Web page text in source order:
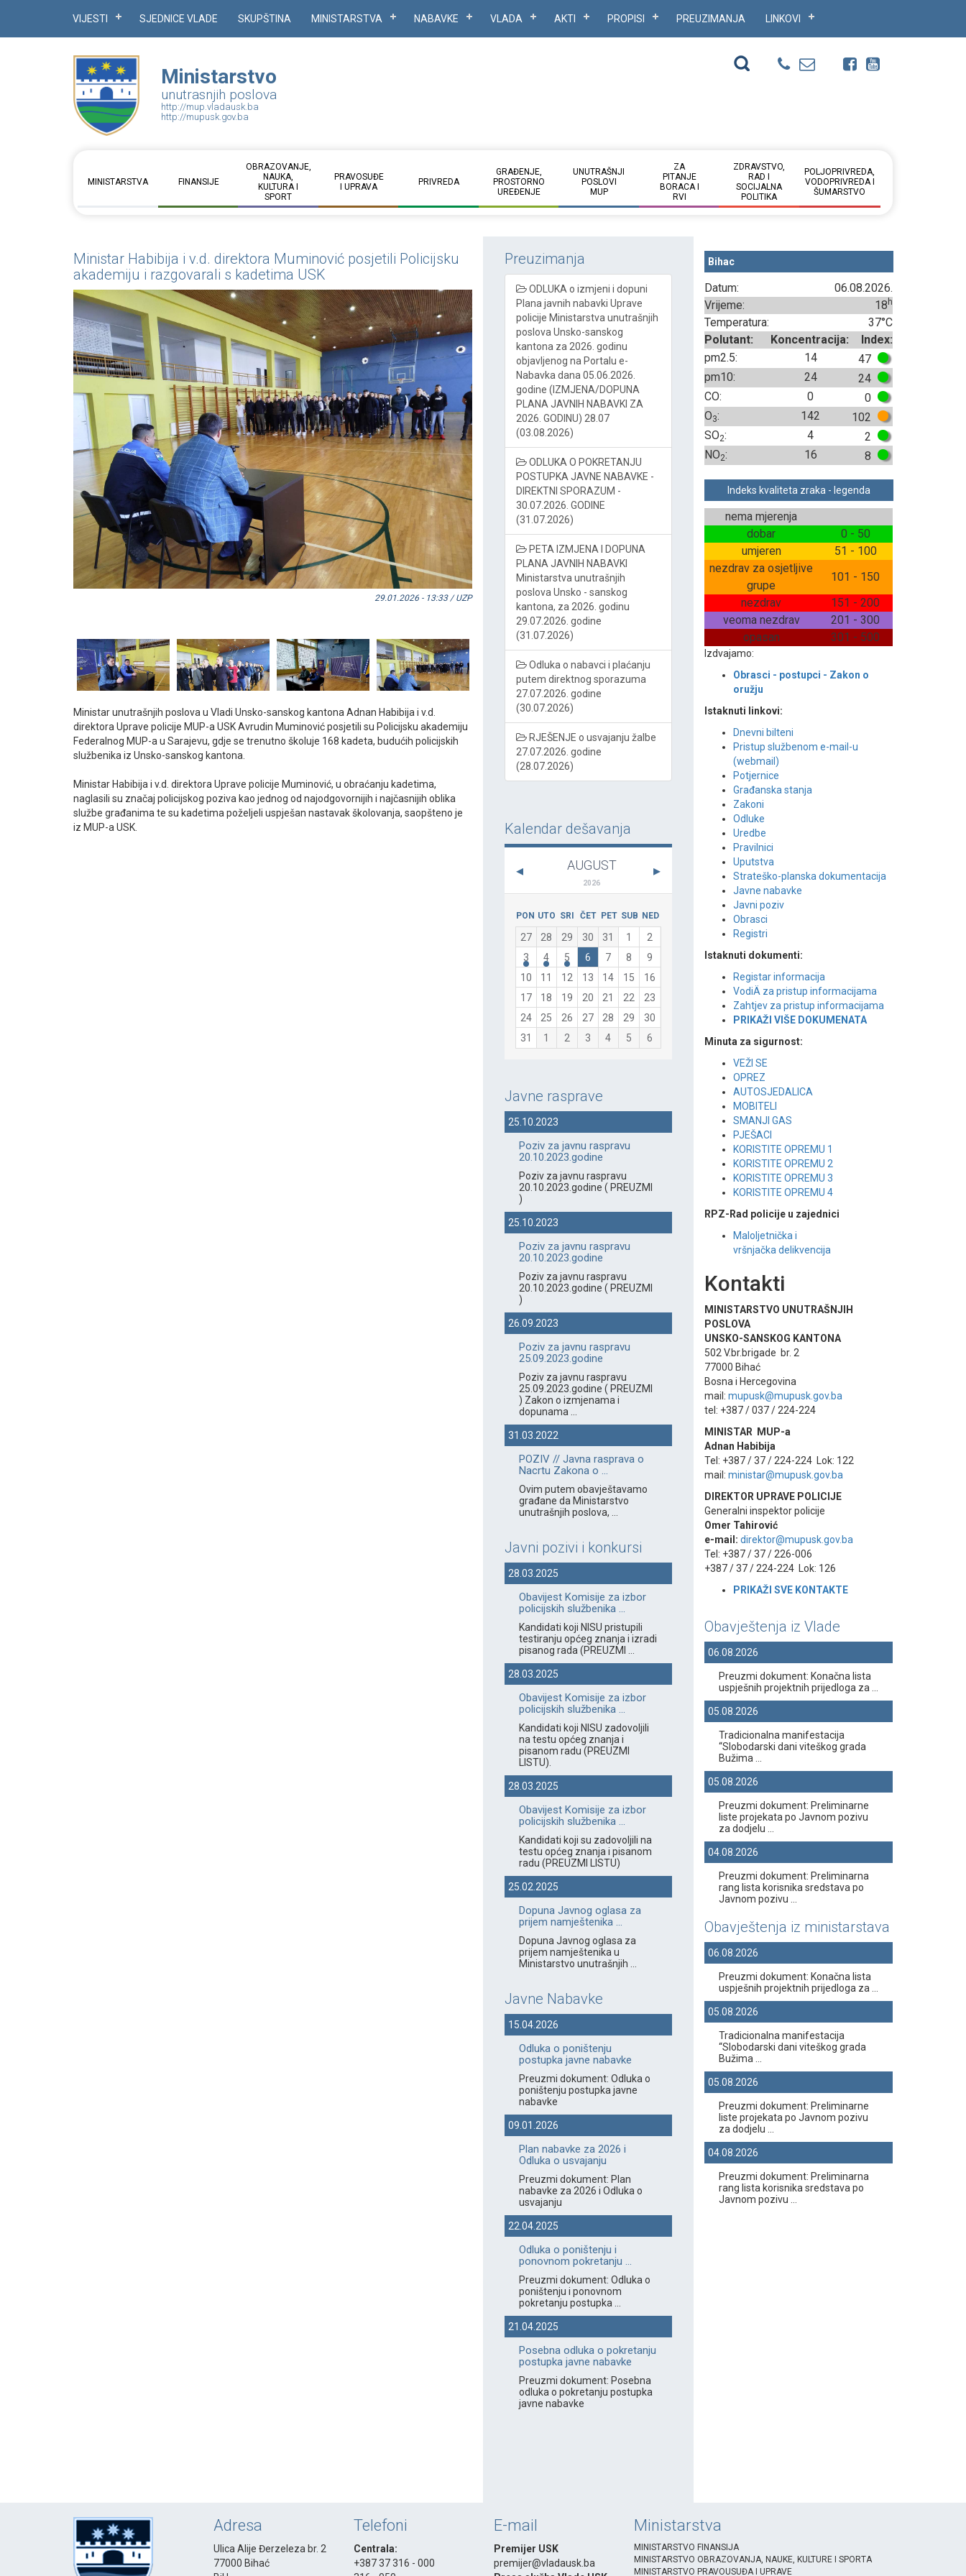
VIJESTI SJEDNICE VLADE SKUPŠTINA MINISTARSTVA NABAVKE VLADA AKTI PROPISI PREUZIMANJA LINKOVI
Ministarstvo
unutrasnjih poslova
http://mup.vladausk.ba
http://mupusk.gov.ba
MINISTARSTVA FINANSIJE
OBRAZOVANJE,
NAUKA,
KULTURA I
SPORT
PRAVOSUĐE
I UPRAVA
PRIVREDA
GRAĐENJE,
PROSTORNO
UREĐENJE
UNUTRAŠNJI
POSLOVI
MUP
ZA
PITANJE
BORACA I
RVI
ZDRAVSTVO,
RAD I
SOCIJALNA
POLITIKA
POLJOPRIVREDA,
VODOPRIVREDA I
ŠUMARSTVO
Ministar Habibija i v.d. direktora Muminović posjetili Policijsku
akademiju i razgovarali s kadetima USK
29.01.2026 - 13:33 / UZP
Ministar unutrašnjih poslova u Vladi Unsko-sanskog kantona Adnan Habibija i v.d.
direktora Uprave policije MUP-a USK Avrudin Muminović posjetili su Policijsku akademiju
Federalnog MUP-a u Sarajevu, gdje se trenutno školuje 168 kadeta, budućih policijskih
službenika iz Unsko-sanskog kantona.
Ministar Habibija i v.d. direktora Uprave policije Muminović, u obraćanju kadetima,
naglasili su značaj policijskog poziva kao jednog od najodgovornijih i najčasnijih oblika
službe građanima te su kadetima poželjeli uspješan nastavak školovanja, saopšteno je
iz MUP-a USK.
Preuzimanja
ODLUKA o izmjeni i dopuni
Plana javnih nabavki Uprave
policije Ministarstva unutrašnjih
poslova Unsko-sanskog
kantona za 2026. godinu
objavljenog na Portalu e-
Nabavka dana 05.06.2026.
godine (IZMJENA/DOPUNA
PLANA JAVNIH NABAVKI ZA
2026. GODINU) 28.07
(03.08.2026)
ODLUKA O POKRETANJU
POSTUPKA JAVNE NABAVKE -
DIREKTNI SPORAZUM -
30.07.2026. GODINE
(31.07.2026)
PETA IZMJENA I DOPUNA
PLANA JAVNIH NABAVKI
Ministarstva unutrašnjih
poslova Unsko - sanskog
kantona, za 2026. godinu
29.07.2026. godine
(31.07.2026)
Odluka o nabavci i plaćanju
putem direktnog sporazuma
27.07.2026. godine
(30.07.2026)
RJEŠENJE o usvajanju žalbe
27.07.2026. godine
(28.07.2026)
Kalendar dešavanja
AUGUST
2026
PON UTO SRI ČET PET SUB NED
27 28 29 30 31 1
2
3
4 5 6 7 8
9
10
11 12 13 14 15
16
17
18 19 20 21 22
23
24
25 26 27 28 29
30
31
1 2 3 4 5 6
Javne rasprave
25.10.2023
Poziv za javnu raspravu
20.10.2023.godine
Poziv za javnu raspravu
20.10.2023.godine ( PREUZMI
)
25.10.2023
Poziv za javnu raspravu
20.10.2023.godine
Poziv za javnu raspravu
20.10.2023.godine ( PREUZMI
)
26.09.2023
Poziv za javnu raspravu
25.09.2023.godine
Poziv za javnu raspravu
25.09.2023.godine ( PREUZMI
) Zakon o izmjenama i
dopunama ...
31.03.2022
POZIV // Javna rasprava o
Nacrtu Zakona o ...
Ovim putem obavještavamo
građane da Ministarstvo
unutrašnjih poslova, ...
Javni pozivi i konkursi
28.03.2025
Obavijest Komisije za izbor
policijskih službenika ...
Kandidati koji NISU pristupili
testiranju općeg znanja i izradi
pisanog rada (PREUZMI ...
28.03.2025
Obavijest Komisije za izbor
policijskih službenika ...
Kandidati koji NISU zadovoljili
na testu općeg znanja i
pisanom radu (PREUZMI
LISTU).
28.03.2025
Obavijest Komisije za izbor
policijskih službenika ...
Kandidati koji su zadovoljili na
testu općeg znanja i pisanom
radu (PREUZMI LISTU)
25.02.2025
Dopuna Javnog oglasa za
prijem namještenika ...
Dopuna Javnog oglasa za
prijem namještenika u
Ministarstvo unutrašnjih ...
Javne Nabavke
15.04.2026
Odluka o poništenju
postupka javne nabavke
Preuzmi dokument: Odluka o
poništenju postupka javne
nabavke
09.01.2026
Plan nabavke za 2026 i
Odluka o usvajanju
Preuzmi dokument: Plan
nabavke za 2026 i Odluka o
usvajanju
22.04.2025
Odluka o poništenju i
ponovnom pokretanju ...
Preuzmi dokument: Odluka o
poništenju i ponovnom
pokretanju postupka ...
21.04.2025
Posebna odluka o pokretanju
postupka javne nabavke
Preuzmi dokument: Posebna
odluka o pokretanju postupka
javne nabavke
Bihac
Datum:
06.08.2026.
Vrijeme:
18 h
Temperatura:
37°C
Polutant:
Koncentracija:
Index:
pm2.5:
14
47
pm10:
24
24
CO:
0
0
O3: 142
102
SO2: 4
2
NO2: 16 8
Indeks kvaliteta zraka - legenda
nema mjerenja
dobar
0 - 50
umjeren
51 - 100
nezdrav za osjetljive
grupe
101 - 150
nezdrav
151 - 200
veoma nezdrav
201 - 300
opasan
301 - 500
Izdvajamo:
Obrasci - postupci - Zakon o
oružju
Istaknuti linkovi:
Dnevni bilteni
Pristup službenom e-mail-u
(webmail)
Potjernice
Građanska stanja
Zakoni
Odluke
Uredbe
Pravilnici
Uputstva
Strateško-planska dokumentacija
Javne nabavke
Javni poziv
Obrasci
Registri
Istaknuti dokumenti:
Registar informacija
VodiÄ za pristup informacijama
Zahtjev za pristup informacijama
PRIKAŽI VIŠE DOKUMENATA
Minuta za sigurnost:
VEŽI SE
OPREZ
AUTOSJEDALICA
MOBITELI
SMANJI GAS
PJEŠACI
KORISTITE OPREMU 1
KORISTITE OPREMU 2
KORISTITE OPREMU 3
KORISTITE OPREMU 4
RPZ-Rad policije u zajednici
Maloljetnička i
vršnjačka delikvencija
Kontakti
MINISTARSTVO UNUTRAŠNJIH
POSLOVA
UNSKO-SANSKOG KANTONA
502 V.br.brigade br. 2
77000 Bihać
Bosna i Hercegovina
mail: mupusk@mupusk.gov.ba
tel: +387 / 037 / 224-224
MINISTAR MUP-a
Adnan Habibija
Tel: +387 / 37 / 224-224 Lok: 122
mail: ministar@mupusk.gov.ba
DIREKTOR UPRAVE POLICIJE
Generalni inspektor policije
Omer Tahirović
e-mail: direktor@mupusk.gov.ba
Tel: +387 / 37 / 226-006
+387 / 37 / 224-224 Lok: 126
PRIKAŽI SVE KONTAKT E
Obavještenja iz Vlade
06.08.2026
Preuzmi dokument: Konačna lista
uspješnih projektnih prijedloga za ...
05.08.2026
Tradicionalna manifestacija
“Slobodarski dani viteškog grada
Bužima ...
05.08.2026
Preuzmi dokument: Preliminarne
liste projekata po Javnom pozivu
za dodjelu ...
04.08.2026
Preuzmi dokument: Preliminarna
rang lista korisnika sredstava po
Javnom pozivu ...
Obavještenja iz ministarstava
06.08.2026
Preuzmi dokument: Konačna lista
uspješnih projektnih prijedloga za ...
05.08.2026
Tradicionalna manifestacija
“Slobodarski dani viteškog grada
Bužima ...
05.08.2026
Preuzmi dokument: Preliminarne
liste projekata po Javnom pozivu
za dodjelu ...
04.08.2026
Preuzmi dokument: Preliminarna
rang lista korisnika sredstava po
Javnom pozivu ...
Adresa
Ulica Alije Đerzeleza br. 2
77000 Bihać
Telefoni
Centrala:
+387 37 316 - 000
E-mail
Premijer USK
premijer@vladausk.ba
Ministarstva
MINISTARSTVO FINANSIJA
MINISTARSTVO OBRAZOVANJA, NAUKE, KULTURE I SPORTA
MINISTARSTVO PRAVOUSUĐA I UPRAVE